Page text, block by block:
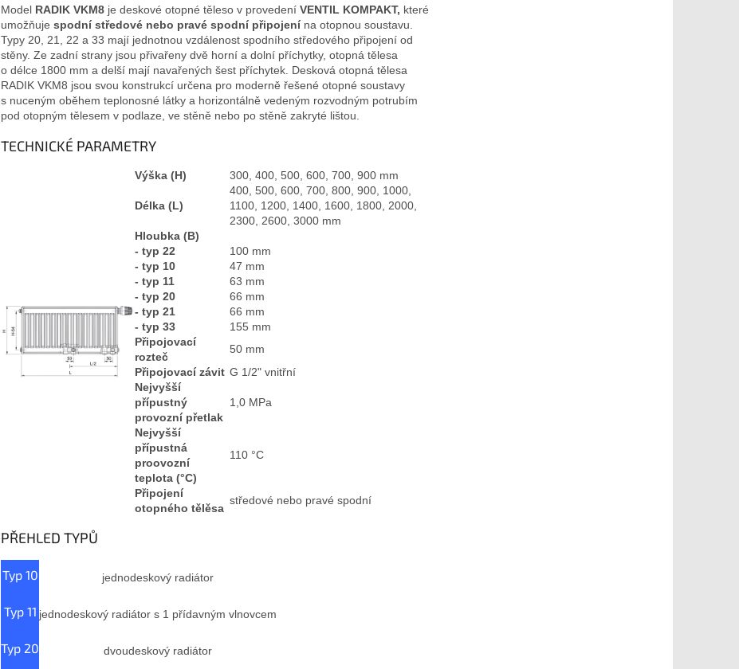
Model RADIK VKM8 je deskové otopné těleso v provedení VENTIL KOMPAKT, které
umožňuje spodní středové nebo pravé spodní připojenína otopnou soustavu.
Typy 20, 21, 22 a 33 mají jednotnou vzdálenost spodního středového připojení od
stěny. Ze zadní strany jsou přivařeny dvě horní a dolní příchytky, otopná tělesa
o délce 1800 mm a delší mají navařených šest příchytek. Desková otopná tělesa
RADIK VKM8 jsou svou konstrukcí určena pro moderně řešené otopné soustavy
s nuceným oběhem teplonosné látky a horizontálně vedeným rozvodným potrubím
pod otopným tělesem v podlaze, ve stěně nebo po stěně zakryté lištou.
TECHNICKÉ PARAMETRY
Výška (H) 300, 400, 500, 600, 700, 900 mm
Délka (L)
400, 500, 600, 700, 800, 900, 1000,
1100, 1200, 1400, 1600, 1800, 2000,
2300, 2600, 3000 mm
Hloubka (B)
- typ 22
100 mm
- typ 10
47 mm
- typ 11
63 mm
- typ 20
66 mm
- typ 21
66 mm
- typ 33
155 mm
Připojovací
rozteč
50 mm
Připojovací závit G 1/2" vnitřní
Nejvyšší
přípustný
provozní přetlak
1,0 MPa
Nejvyšší
přípustná
proovozní
teplota (°C)
110 °C
Připojení
otopného tělěsa
středové nebo pravé spodní
PŘEHLED TYPŮ
Typ 10 jednodeskový radiátor
Typ 11 jednodeskový radiátor s 1 přídavným vlnovcem
Typ 20 dvoudeskový radiátor